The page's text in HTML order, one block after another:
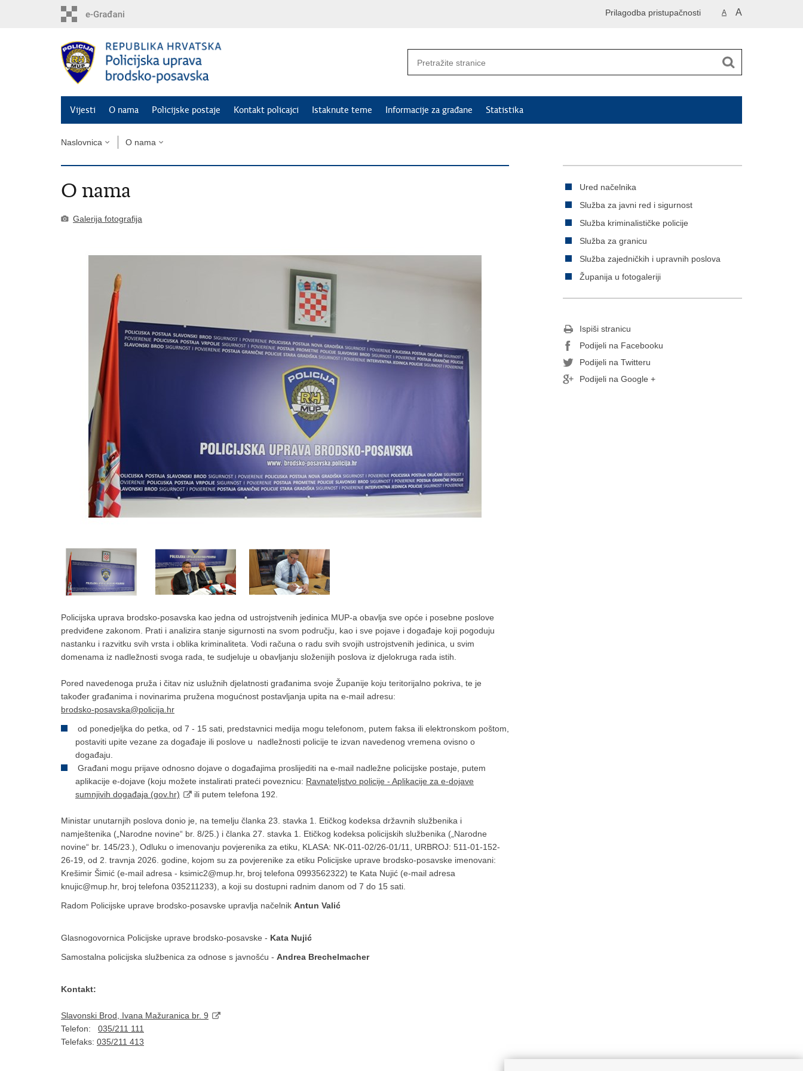
A A
Prilagodba pristupačnosti
Vijesti O nama Policijske postaje Kontakt policajci Istaknute teme Informacije za građane Statistika
Naslovnica O nama
O nama
Galerija fotografija
Policijska uprava brodsko-posavska kao jedna od ustrojstvenih jedinica MUP-a obavlja sve opće i posebne poslove
predviđene zakonom. Prati i analizira stanje sigurnosti na svom području, kao i sve pojave i događaje koji pogoduju
nastanku i razvitku svih vrsta i oblika kriminaliteta. Vodi računa o radu svih svojih ustrojstvenih jedinica, u svim
domenama iz nadležnosti svoga rada, te sudjeluje u obavljanju složenijih poslova iz djelokruga rada istih.
Pored navedenoga pruža i čitav niz uslužnih djelatnosti građanima svoje Županije koju teritorijalno pokriva, te je
također građanima i novinarima pružena mogućnost postavljanja upita na e-mail adresu:
brodsko-posavska@policija.hr
od ponedjeljka do petka, od 7 - 15 sati, predstavnici medija mogu telefonom, putem faksa ili elektronskom poštom,
postaviti upite vezane za događaje ili poslove u nadležnosti policije te izvan navedenog vremena ovisno o
događaju.
Građani mogu prijave odnosno dojave o događajima proslijediti na e-mail nadležne policijske postaje, putem
aplikacije e-dojave (koju možete instalirati prateći poveznicu: Ravnateljstvo policije - Aplikacije za e-dojave
sumnjivih događaja (gov.hr)
ili putem telefona 192.
Ministar unutarnjih poslova donio je, na temelju članka 23. stavka 1. Etičkog kodeksa državnih službenika i
namještenika („Narodne novine“ br. 8/25.) i članka 27. stavka 1. Etičkog kodeksa policijskih službenika („Narodne
novine“ br. 145/23.), Odluku o imenovanju povjerenika za etiku, KLASA: NK-011-02/26-01/11, URBROJ: 511-01-152-
26-19, od 2. travnja 2026. godine, kojom su za povjerenike za etiku Policijske uprave brodsko-posavske imenovani:
Krešimir Šimić (e-mail adresa - ksimic2@mup.hr, broj telefona 0993562322) te Kata Nujić (e-mail adresa
knujic@mup.hr, broj telefona 035211233), a koji su dostupni radnim danom od 7 do 15 sati.
Radom Policijske uprave brodsko-posavske upravlja načelnik Antun Valić
Glasnogovornica Policijske uprave brodsko-posavske - Kata Nujić
Samostalna policijska službenica za odnose s javnošću - Andrea Brechelmacher
Kontakt:
Slavonski Brod, Ivana Mažuranica br. 9
Telefon: 035/211 111
Telefaks: 035/211 413
Ured načelnika
Služba za javni red i sigurnost
Služba kriminalističke policije
Služba za granicu
Služba zajedničkih i upravnih poslova
Županija u fotogaleriji
Ispiši stranicu
Podijeli na Facebooku
Podijeli na Twitteru
Podijeli na Google +